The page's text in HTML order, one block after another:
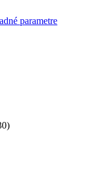
parametre